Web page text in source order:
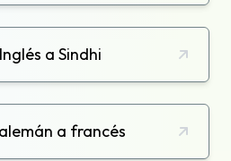
a Sindhi
a francés